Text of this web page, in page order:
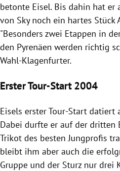
betonte Eisel. Bis dahin hat er
von Sky noch ein hartes Stück
"Besonders zwei Etappen in
den Pyrenäen werden richtig
Wahl-Klagenfurter.
Erster Tour-Start 2004
Eisels erster Tour-Start datiert
Dabei durfte er auf der dritten
Trikot des besten Jungprofis
bleibt ihm aber auch die
Gruppe und der Sturz nur drei